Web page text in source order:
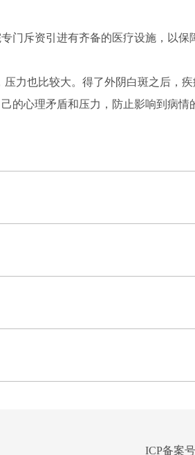
门斥资引进有齐备的医疗设施，以
力也比较大。得了外阴白斑之后，
的心理矛盾和压力，防止影响到病情
ICP备案